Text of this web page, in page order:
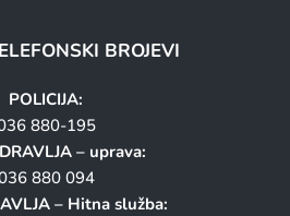
BROJEVI
POLICIJA:
880-195
– uprava:
880 094
– Hitna služba: